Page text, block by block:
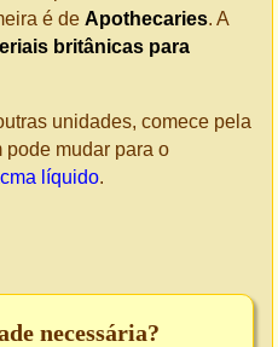
é de Apothecaries. A
britânicas para
unidades, comece pela
pode mudar para o
líquido.
necessária?